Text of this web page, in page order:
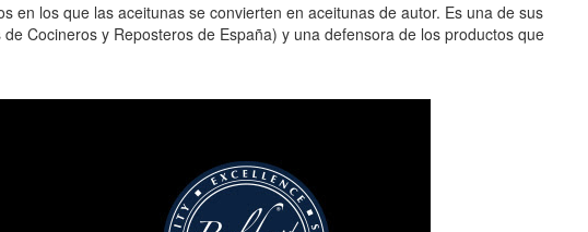
en los que las aceitunas se convierten en aceitunas de autor. Es una de sus
Cocineros y Reposteros de España) y una defensora de los productos que